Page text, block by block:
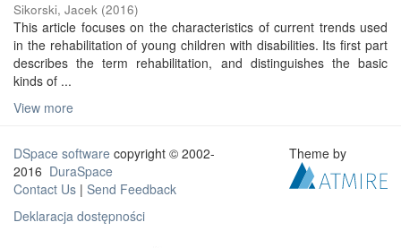
Sikorski, Jacek (2016)
This article focuses on the characteristics of current trends used
in the rehabilitation of young children with disabilities. Its first part
describes the term rehabilitation, and distinguishes the basic
kinds of ...
View more
DSpace software copyright © 2002-
2016 DuraSpace
Contact Us | Send Feedback
Deklaracja dostępności
Theme by